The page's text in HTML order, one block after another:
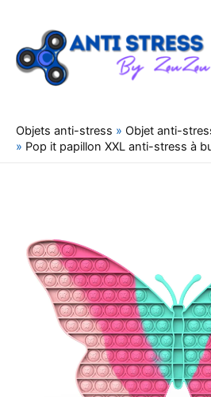
contenu
Objets anti-stress » Objet anti-
» Pop it papillon XXL anti-stress à